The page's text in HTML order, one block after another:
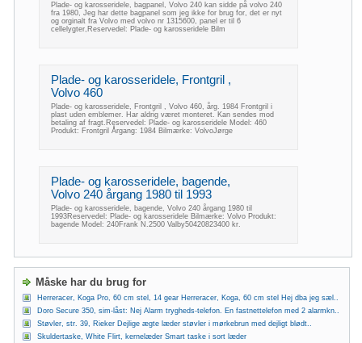
Plade- og karosseridele, bagpanel, Volvo 240 kan sidde på volvo 240
fra 1980, Jeg har dette bagpanel som jeg ikke for brug for, det er nyt
og orginalt fra Volvo med volvo nr 1315600, panel er til 6
cellelygter,Reservedel: Plade- og karosseridele Bilm
Plade- og karosseridele, Frontgril ,
Volvo 460
Plade- og karosseridele, Frontgril , Volvo 460, årg. 1984 Frontgril i
plast uden emblemer. Har aldrig været monteret. Kan sendes mod
betaling af fragt.Reservedel: Plade- og karosseridele Model: 460
Produkt: Frontgril Årgang: 1984 Bilmærke: VolvoJørge
Plade- og karosseridele, bagende,
Volvo 240 årgang 1980 til 1993
Plade- og karosseridele, bagende, Volvo 240 årgang 1980 til
1993Reservedel: Plade- og karosseridele Bilmærke: Volvo Produkt:
bagende Model: 240Frank N.2500 Valby50420823400 kr.
Måske har du brug for
Herreracer, Koga Pro, 60 cm stel, 14 gear Herreracer, Koga, 60 cm stel Hej dba jeg sæl..
Doro Secure 350, sim-låst: Nej Alarm trygheds-telefon. En fastnettelefon med 2 alarmkn..
Støvler, str. 39, Rieker Dejlige ægte læder støvler i mørkebrun med dejligt blødt..
Skuldertaske, White Flirt, kernelæder Smart taske i sort læder